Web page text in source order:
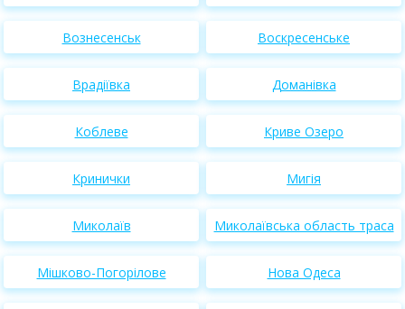
Вознесенськ Воскресенське
Врадіївка Доманівка
Коблеве Криве Озеро
Кринички Мигія
Миколаїв Миколаївська область траса
Мішково-Погорілове Нова Одеса